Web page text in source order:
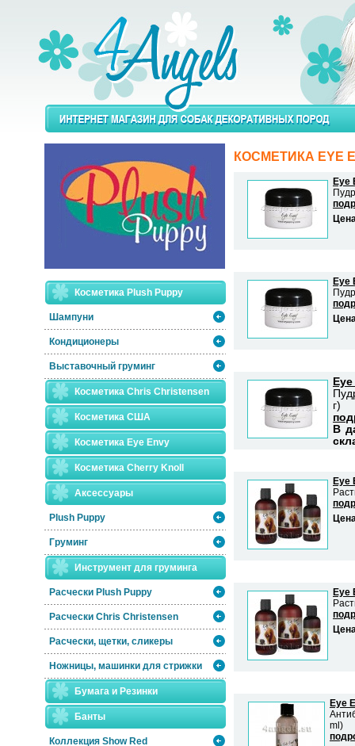
Косметика Plush Puppy
Шампуни
Кондиционеры
Выставочный груминг
Косметика Chris Christensen
Косметика США
Косметика Eye Envy
Косметика Сherry Knoll
Аксессуары
Plush Puppy
Груминг
Инструмент для груминга
Расчески Plush Puppy
Расчески Сhris Christensen
Расчески, щетки, сликеры
Ножницы, машинки для стрижки
Бумага и Резинки
Банты
Коллекция Show Red
КОСМЕТИКА EYE
Eye
Eye
г)
В
Eye
Eye
Eye
ml)